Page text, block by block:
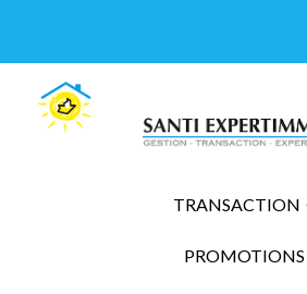
TRANSACTION
PROMOTIONS